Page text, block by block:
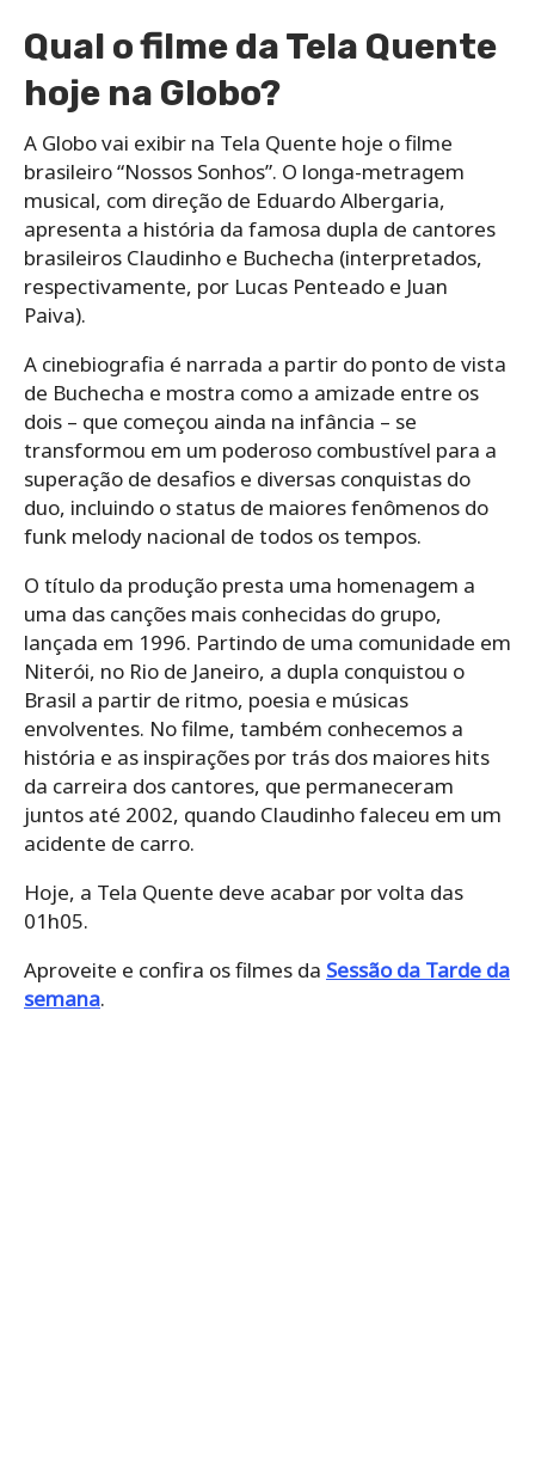
Qual o filme da Tela Quente
hoje na Globo?
A Globo vai exibir na Tela Quente hoje o filme
brasileiro “Nossos Sonhos”. O longa-metragem
musical, com direção de Eduardo Albergaria,
apresenta a história da famosa dupla de cantores
brasileiros Claudinho e Buchecha (interpretados,
respectivamente, por Lucas Penteado e Juan
Paiva).
A cinebiografia é narrada a partir do ponto de vista
de Buchecha e mostra como a amizade entre os
dois – que começou ainda na infância – se
transformou em um poderoso combustível para a
superação de desafios e diversas conquistas do
duo, incluindo o status de maiores fenômenos do
funk melody nacional de todos os tempos.
O título da produção presta uma homenagem a
uma das canções mais conhecidas do grupo,
lançada em 1996. Partindo de uma comunidade em
Niterói, no Rio de Janeiro, a dupla conquistou o
Brasil a partir de ritmo, poesia e músicas
envolventes. No filme, também conhecemos a
história e as inspirações por trás dos maiores hits
da carreira dos cantores, que permaneceram
juntos até 2002, quando Claudinho faleceu em um
acidente de carro.
Hoje, a Tela Quente deve acabar por volta das
01h05.
Aproveite e confira os filmes da Sessão da Tarde da
semana.